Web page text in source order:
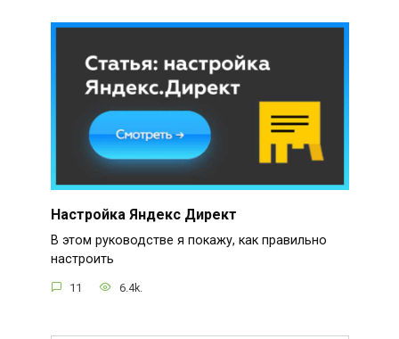
Настройка Яндекс Директ
В этом руководстве я покажу, как правильно
настроить
11 6.4k.